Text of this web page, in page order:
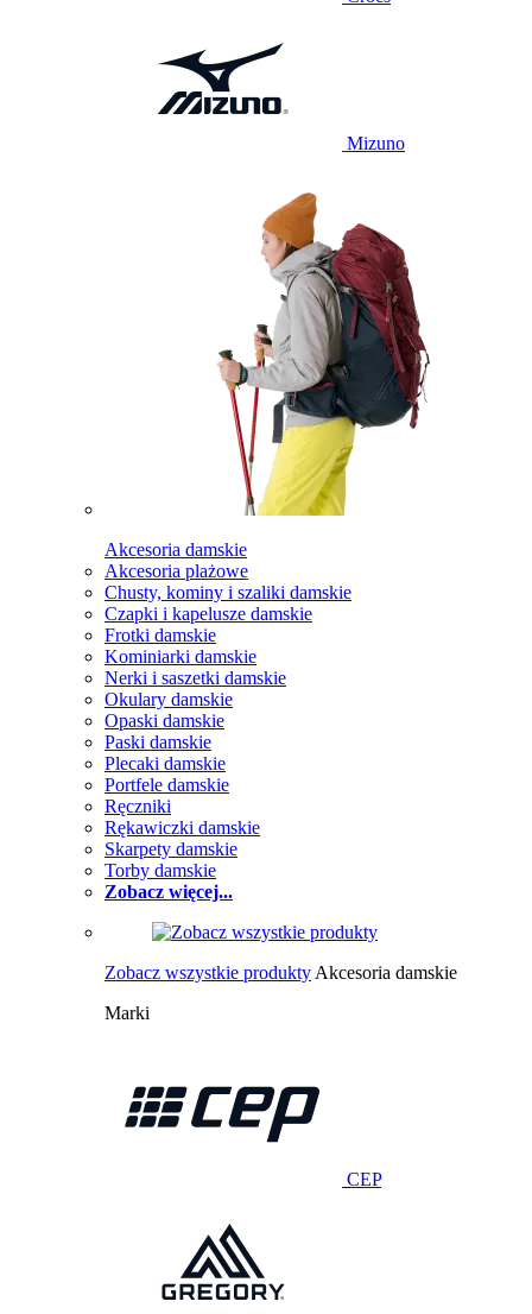
Mizuno
Akcesoria damskie
Akcesoria plażowe
Chusty, kominy i szaliki damskie
Czapki i kapelusze damskie
Frotki damskie
Kominiarki damskie
Nerki i saszetki damskie
Okulary damskie
Opaski damskie
Paski damskie
Plecaki damskie
Portfele damskie
Ręczniki
Rękawiczki damskie
Skarpety damskie
Torby damskie
Zobacz więcej...
Zobacz wszystkie produkty Akcesoria damskie
Marki
CEP